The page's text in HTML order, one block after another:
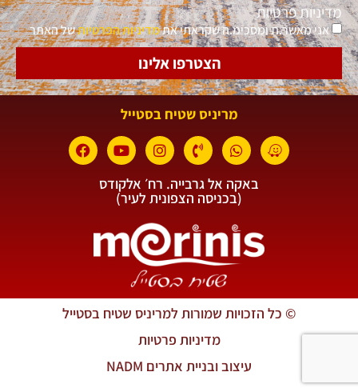
מדיניות פרטיות
אני מאשר.ת ומסכימ.ה שקראתי אתמדיניות הפרטיותשל האתר
הצטרפו אלינו
מריניס שטיח בסטייל
באקה אל גרבייה. רח׳ אלקודס
(בכניסה הצפונית לעיר)
עיצוב ובניית אתרים NADM
מדיניות פרטיות
© כל הזכויות שמורות למריניס שטיח בסטייל